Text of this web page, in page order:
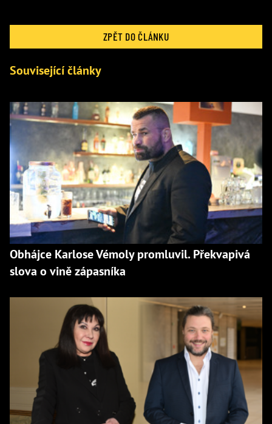
ZPĚT DO ČLÁNKU
Související články
Obhájce Karlose Vémoly promluvil. Překvapivá
slova o vině zápasníka